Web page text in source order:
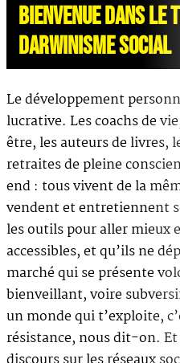
BIENVENUE DANS LE
DARWINISME SOCIAL
Le développement
lucrative. Les coachs de
être, les auteurs de livres,
retraites de pleine
end : tous vivent de la
vendent et entretiennent
les outils pour aller mieux
accessibles, et qu’ils ne
marché qui se présente
bienveillant, voire
un monde qui t’exploite,
résistance, nous dit-on.